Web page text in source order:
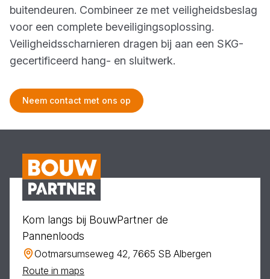
buitendeuren. Combineer ze met veiligheidsbeslag
voor een complete beveiligingsoplossing.
Veiligheidsscharnieren dragen bij aan een SKG-
gecertificeerd hang- en sluitwerk.
Neem contact met ons op
Kom langs bij BouwPartner de
Pannenloods
Ootmarsumseweg 42, 7665 SB Albergen
Route in maps